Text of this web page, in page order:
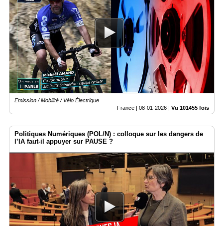
Emission / Mobilité / Vélo Électrique
France | 08-01-2026 | Vu 101455 fois
Politiques Numériques (POL/N) : colloque sur les dangers de
l’IA faut-il appuyer sur PAUSE ?